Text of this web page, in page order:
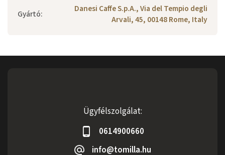
Gyártó:
Danesi Caffe S.p.A., Via del Tempio degli
Arvali, 45, 00148 Rome, Italy
Ügyfélszolgálat:
0614900660
info@tomilla.hu